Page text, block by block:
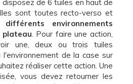
disposez de 6 tuiles en haut de
sont toutes recto-verso et
différents environnements
plateau . Pour faire une action,
une, deux ou trois tuiles
de la case sur
réaliser cette action. Une
vous devez retourner les